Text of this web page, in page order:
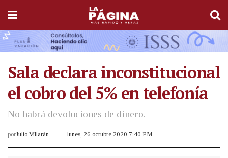
Sala declara inconstitucional
el cobro del 5% en telefonía
No habrá devoluciones de dinero.
porJulio Villarán lunes, 26 octubre 2020 7:40 PM